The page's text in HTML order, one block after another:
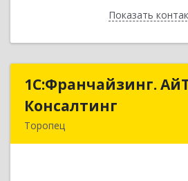
ПоказатьНазад
1С:Франчайзинг.
Консалтинг
Торопец